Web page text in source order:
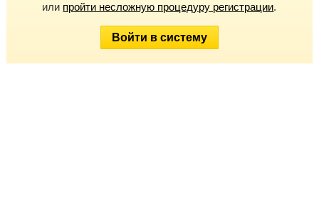
или пройти несложную процедуру регистрации.
Войти в систему